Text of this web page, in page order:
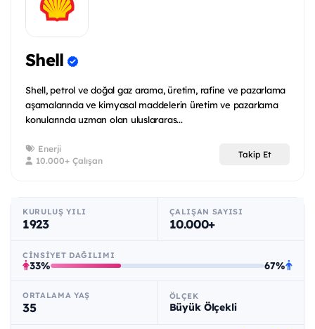
Shell
Shell, petrol ve doğal gaz arama, üretim, rafine ve pazarlama
aşamalarında ve kimyasal maddelerin üretim ve pazarlama
konularında uzman olan uluslararas...
Enerji
10.000+ Çalışan
Takip Et
KURULUŞ YILI
1923
ÇALIŞAN SAYISI
10.000+
CINSIYET DAĞILIMI
33% 67%
ORTALAMA YAŞ
35
ÖLÇEK
Büyük Ölçekli